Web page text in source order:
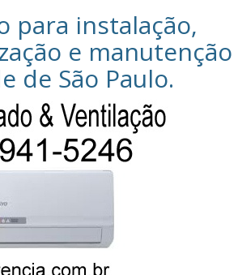
para instalação,
e
de São Paulo.